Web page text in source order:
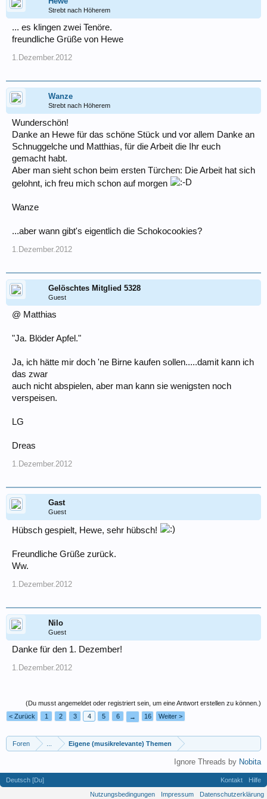
Strebt nach Höherem
... es klingen zwei Tenöre.
freundliche Grüße von Hewe
1.Dezember.2012
Wanze
Strebt nach Höherem
Wunderschön!
Danke an Hewe für das schöne Stück und vor allem Danke an
Schnuggelche und Matthias, für die Arbeit die Ihr euch
gemacht habt.
Aber man sieht schon beim ersten Türchen: Die Arbeit hat sich
gelohnt, ich freu mich schon auf morgen
Wanze
...aber wann gibt's eigentlich die Schokocookies?
1.Dezember.2012
Gelöschtes Mitglied 5328
Guest
@ Matthias
"Ja. Blöder Apfel."
Ja, ich hätte mir doch 'ne Birne kaufen sollen.....damit kann ich
das zwar
auch nicht abspielen, aber man kann sie wenigsten noch
verspeisen.
LG
Dreas
1.Dezember.2012
Gast
Guest
Hübsch gespielt, Hewe, sehr hübsch!
Freundliche Grüße zurück.
Ww.
1.Dezember.2012
Nilo
Guest
Danke für den 1. Dezember!
1.Dezember.2012
(Du musst angemeldet oder registriert sein, um eine Antwort erstellen zu können.)
< Zurück
1 2 3 4 5 6 → 16 Weiter >
Foren Eigene (musikrelevante) Themen
Ignore Threads by Nobita
Deutsch [Du] Kontakt
Hilfe
Nutzungsbedingungen
Impressum
Datenschutzerklärung